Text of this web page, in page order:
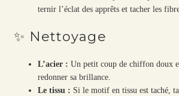
ternir l’éclat des apprêts et tacher les
✨ Nettoyage
L’acier : Un petit coup de chiffon doux
redonner sa brillance.
Le tissu : Si le motif en tissu est taché,